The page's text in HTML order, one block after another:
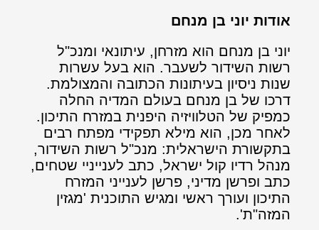
אודות יוני בן מנחם
יוני בן מנחם הוא מזרחן, עיתונאי ומנכ"ל
רשות השידור לשעבר. הוא בעל עשרות
שנות ניסיון בעיתונות הכתובה והמצולמת.
דרכו של בן מנחם בעולם המדיה החלה
כמפיק של הטלוויזיה היפנית במזרח התיכון.
לאחר מכן, הוא מילא תפקידי מפתח רבים
בתקשורת הישראלית: מנכ"ל רשות השידור,
מנהל רדיו קול ישראל, כתב לענייניי שטחים,
כתב ופרשן מדיני, פרשן לענייני המזרח
התיכון ועורך ראשי ומגיש התוכנית 'מגזין
המזה"ת'.